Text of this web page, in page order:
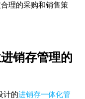
理的采购和销售策
销存管理的
计的进销存一体化管